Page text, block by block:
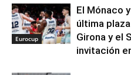
Eurocup
El Mónaco
última
Girona y el
invitación